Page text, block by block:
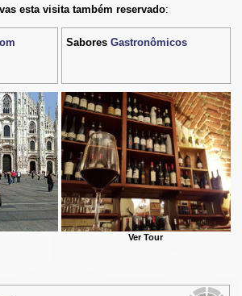
esta visita também reservado:
Sabores Gastronômicos
Ver Tour